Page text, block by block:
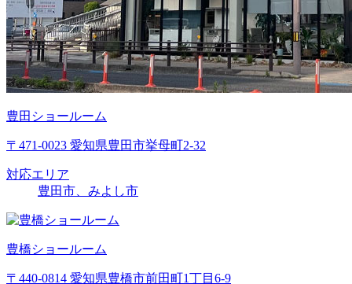
豊田ショールーム
〒471-0023 愛知県豊田市挙母町2-32
対応エリア
豊田市、みよし市
豊橋ショールーム
〒440-0814 愛知県豊橋市前田町1丁目6-9